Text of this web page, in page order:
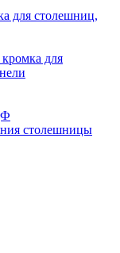
для столешниц,
для
столешницы